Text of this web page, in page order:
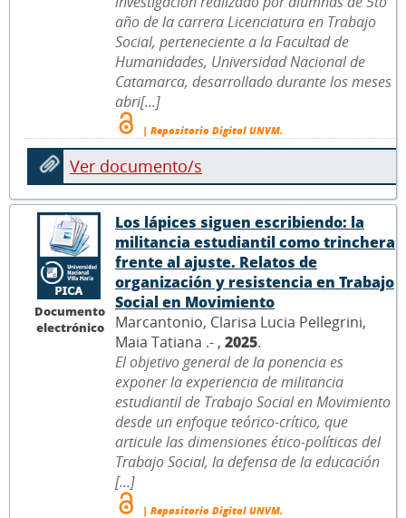
año de la carrera Licenciatura en Trabajo
Social, perteneciente a la Facultad de
Humanidades, Universidad Nacional de
Catamarca, desarrollado durante los meses
abri[...]
| Repositorio Digital UNVM.
Ver documento/s
Documento
electrónico
Los lápices siguen escribiendo: la
militancia estudiantil como trinchera
frente al ajuste. Relatos de
organización y resistencia en Trabajo
Social en Movimiento
Marcantonio, Clarisa Lucia Pellegrini,
Maia Tatiana .- , 2025.
El objetivo general de la ponencia es
exponer la experiencia de militancia
estudiantil de Trabajo Social en Movimiento
desde un enfoque teórico-crítico, que
articule las dimensiones ético-políticas del
Trabajo Social, la defensa de la educación
[...]
| Repositorio Digital UNVM.